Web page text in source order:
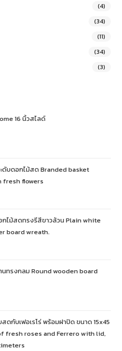
(4)
(34)
(11)
(34)
(3)
16 นิ้วสไลด์
ะดับดอกไม้สด Branded basket
fresh flowers
กไม้สดทรงรีสีขาวล้วน Plain white
board wreath.
นทรงกลม Round wooden board
ดกับเฟอเรโร่ พร้อมฝาปิด ขนาด 15x45
fresh roses and Ferrero with lid,